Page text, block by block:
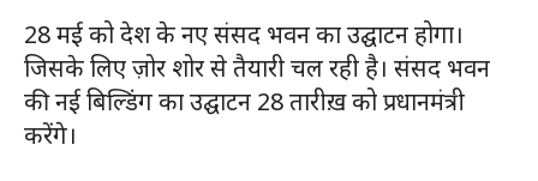
28 मई को देश के नए संसद भवन का उद्घाटन होगा।
जिसके लिए ज़ोर शोर से तैयारी चल रही है। संसद भवन
की नई बिल्डिंग का उद्घाटन 28 तारीख़ को प्रधानमंत्री
करेंगे।